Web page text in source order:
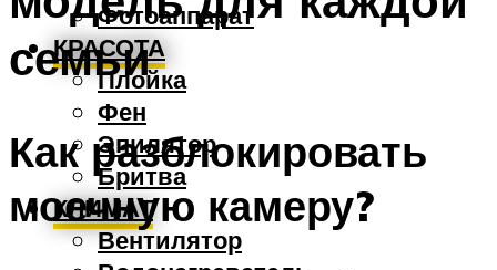
Фотоаппарат
КРАСОТА
Плойка
Фен
Эпилятор
Бритва
КЛИМАТ
Вентилятор
семьи
Как разблокировать
моечную камеру?